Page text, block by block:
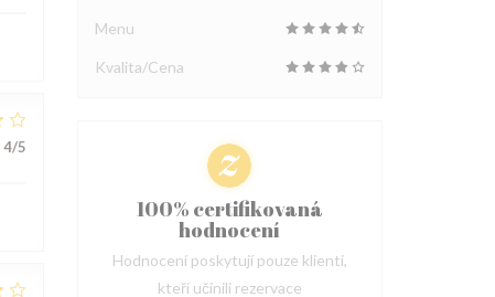
4/5
Menu
Kvalita/Cena
100% certifikovaná
hodnocení
Hodnocení poskytují pouze klienti,
kteří učinili rezervace